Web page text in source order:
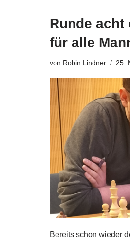
Runde
für alle
von Robin Lindner 25.
Bereits schon wieder